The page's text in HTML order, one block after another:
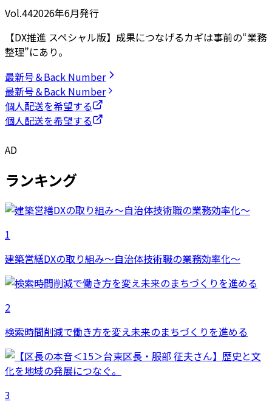
Vol.442026年6月発行
【DX推進 スペシャル版】成果につなげるカギは事前の“業務
整理”にあり。
最新号＆Back Number
最新号＆Back Number
個人配送を希望する
個人配送を希望する
AD
ランキング
1
建築営繕DXの取り組み～自治体技術職の業務効率化～
2
検索時間削減で働き方を変え未来のまちづくりを進める
3